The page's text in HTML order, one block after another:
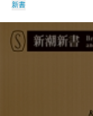
新書